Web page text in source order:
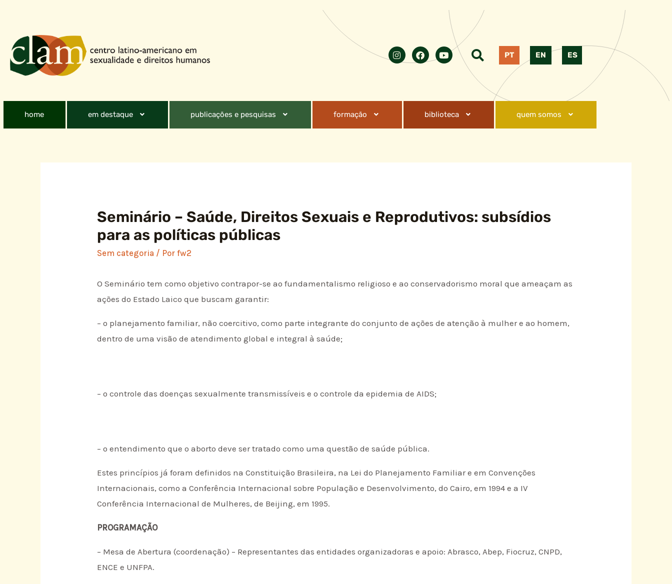
PT EN ES
home em destaque publicações e pesquisas formação biblioteca quem somos
Seminário – Saúde, Direitos Sexuais e Reprodutivos: subsídios
para as políticas públicas
Sem categoria / Porfw2
O Seminário tem como objetivo contrapor-se ao fundamentalismo religioso e ao conservadorismo moral que ameaçam as
ações do Estado Laico que buscam garantir:
– o planejamento familiar, não coercitivo, como parte integrante do conjunto de ações de atenção à mulher e ao homem,
dentro de uma visão de atendimento global e integral à saúde;
– o controle das doenças sexualmente transmissíveis e o controle da epidemia de AIDS;
– o entendimento que o aborto deve ser tratado como uma questão de saúde pública.
Estes princípios já foram definidos na Constituição Brasileira, na Lei do Planejamento Familiar e em Convenções
Internacionais, como a Conferência Internacional sobre População e Desenvolvimento, do Cairo, em 1994 e a IV
Conferência Internacional de Mulheres, de Beijing, em 1995.
PROGRAMAÇÃO
– Mesa de Abertura (coordenação) – Representantes das entidades organizadoras e apoio: Abrasco, Abep, Fiocruz, CNPD,
ENCE e UNFPA.